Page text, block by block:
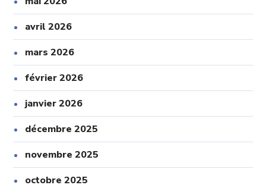
avril 2026
mars 2026
février 2026
janvier 2026
décembre 2025
novembre 2025
octobre 2025